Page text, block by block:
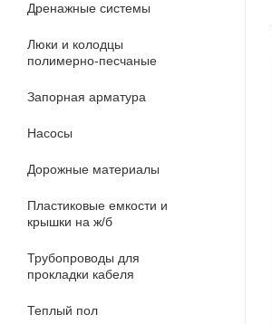
Дренажные системы
Люки и колодцы
полимерно-песчаные
Запорная арматура
Насосы
Дорожные материалы
Пластиковые емкости и
крышки на ж/б
Трубопроводы для
прокладки кабеля
Теплый пол